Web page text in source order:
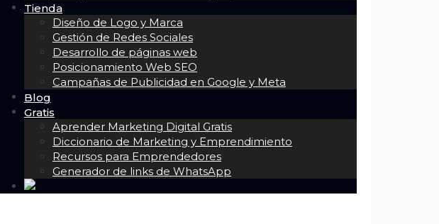
Tienda
Diseño de Logo y Marca
Gestión de Redes Sociales
Desarrollo de páginas web
Posicionamiento Web SEO
Campañas de Publicidad en Google y Meta
Blog
Gratis
Aprender Marketing Digital Gratis
Diccionario de Marketing y Emprendimiento
Recursos para Emprendedores
Generador de links de WhatsApp